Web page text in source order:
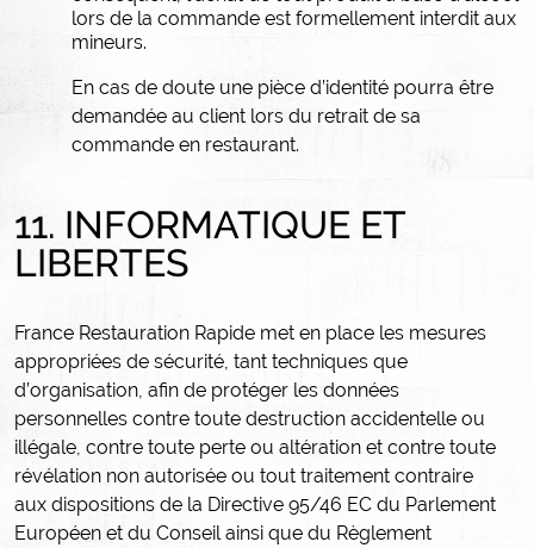
lors de la commande est formellement interdit aux
mineurs.
En cas de doute une pièce d’identité pourra être
demandée au client lors du retrait de sa
commande en restaurant.
11. INFORMATIQUE ET
LIBERTES
France Restauration Rapide met en place les mesures
appropriées de sécurité, tant techniques que
d’organisation, afin de protéger les données
personnelles contre toute destruction accidentelle ou
illégale, contre toute perte ou altération et contre toute
révélation non autorisée ou tout traitement contraire
aux dispositions de la Directive 95/46 EC du Parlement
Européen et du Conseil ainsi que du Règlement